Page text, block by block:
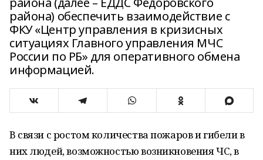
района) обеспечить взаимодействие с
ФКУ «Центр управления в кризисных
ситуациях Главного управления МЧС
России по РБ» для оперативного обмена
информацией.
В связи с ростом количества пожаров и гибели в
них людей, возможностью возникновения ЧС, в